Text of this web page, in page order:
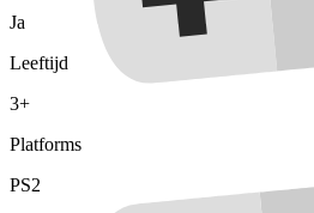
Ja
Leeftijd
3+
Platforms
PS2